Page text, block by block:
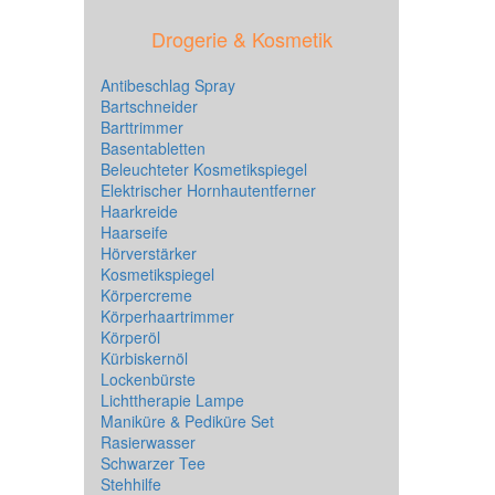
Drogerie & Kosmetik
Antibeschlag Spray
Bartschneider
Barttrimmer
Basentabletten
Beleuchteter Kosmetikspiegel
Elektrischer Hornhautentferner
Haarkreide
Haarseife
Hörverstärker
Kosmetikspiegel
Körpercreme
Körperhaartrimmer
Körperöl
Kürbiskernöl
Lockenbürste
Lichttherapie Lampe
Maniküre & Pediküre Set
Rasierwasser
Schwarzer Tee
Stehhilfe